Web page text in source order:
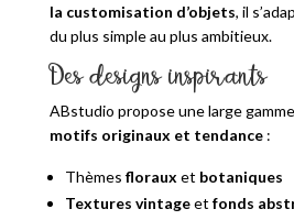
la customisation d’objets, il
du plus simple au plus ambitieux.
Des designs inspirants
ABstudio propose une large
motifs originaux et tendance:
Thèmes floraux et botaniques
Textures vintageet fonds